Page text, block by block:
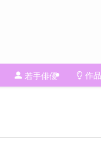
若手俳優 作